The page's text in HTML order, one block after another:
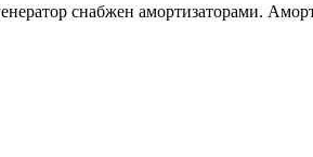
снабжен амортизаторами.